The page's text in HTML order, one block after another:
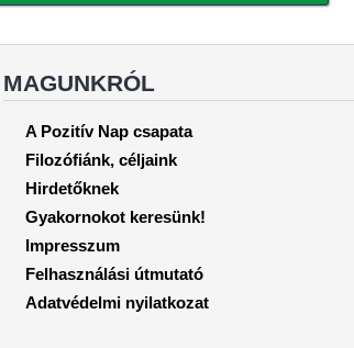
MAGUNKRÓL
A Pozitív Nap csapata
Filozófiánk, céljaink
Hirdetőknek
Gyakornokot keresünk!
Impresszum
Felhasználási útmutató
Adatvédelmi nyilatkozat